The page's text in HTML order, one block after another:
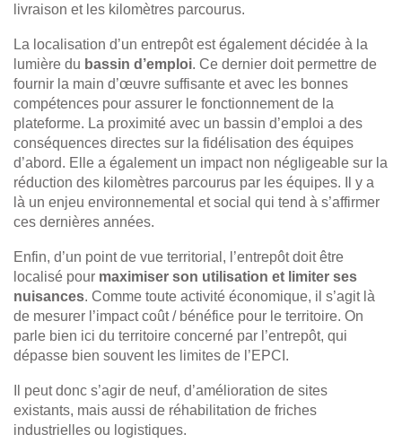
livraison et les kilomètres parcourus.
La localisation d’un entrepôt est également décidée à la
lumière du bassin d’emploi. Ce dernier doit permettre de
fournir la main d’œuvre suffisante et avec les bonnes
compétences pour assurer le fonctionnement de la
plateforme. La proximité avec un bassin d’emploi a des
conséquences directes sur la fidélisation des équipes
d’abord. Elle a également un impact non négligeable sur la
réduction des kilomètres parcourus par les équipes. Il y a
là un enjeu environnemental et social qui tend à s’affirmer
ces dernières années.
Enfin, d’un point de vue territorial, l’entrepôt doit être
localisé pour maximiser son utilisation et limiter ses
nuisances. Comme toute activité économique, il s’agit là
de mesurer l’impact coût / bénéfice pour le territoire. On
parle bien ici du territoire concerné par l’entrepôt, qui
dépasse bien souvent les limites de l’EPCI.
Il peut donc s’agir de neuf, d’amélioration de sites
existants, mais aussi de réhabilitation de friches
industrielles ou logistiques.